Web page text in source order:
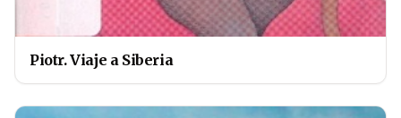
Piotr. Viaje a Siberia